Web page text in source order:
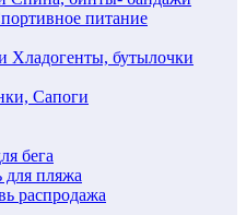
питание
Хладогенты, бутылочки
Сапоги
бега
для пляжа
распродажа